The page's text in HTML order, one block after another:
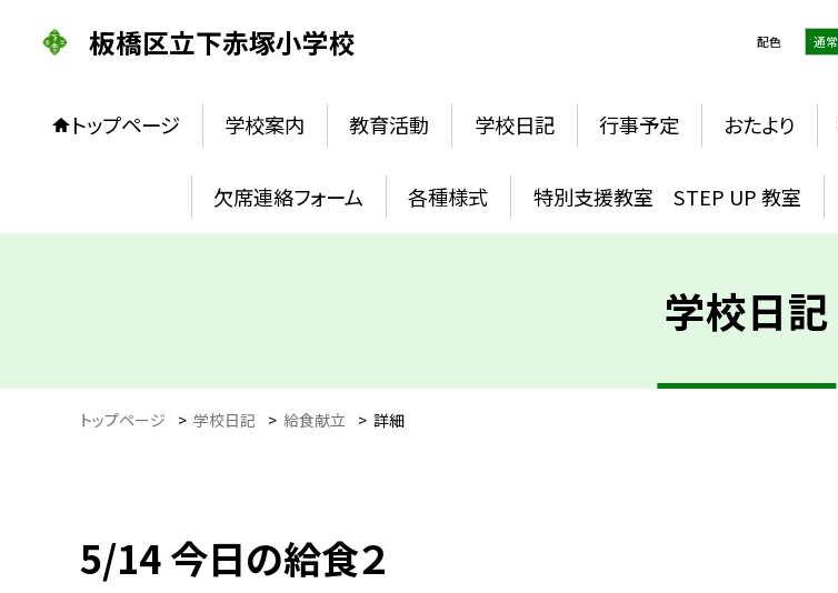
板橋区立下赤塚小学校 配色 通常
トップページ 学校案内 教育活動 学校日記 行事予定 おたより
欠席連絡フォーム 各種様式 特別支援教室 STEP UP 教室
学校日記
トップページ > 学校日記 > 給食献立 > 詳細
5/14 今日の給食２